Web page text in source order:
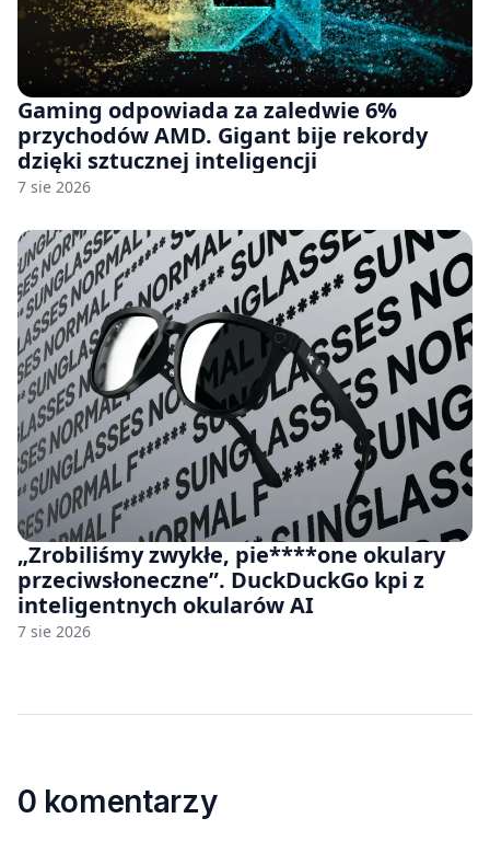
Gaming odpowiada za zaledwie 6%
przychodów AMD. Gigant bije rekordy
dzięki sztucznej inteligencji
7 sie 2026
„Zrobiliśmy zwykłe, pie****one okulary
przeciwsłoneczne”. DuckDuckGo kpi z
inteligentnych okularów AI
7 sie 2026
0 komentarzy